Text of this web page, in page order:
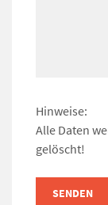
Hinweise:
Alle Daten
gelöscht!